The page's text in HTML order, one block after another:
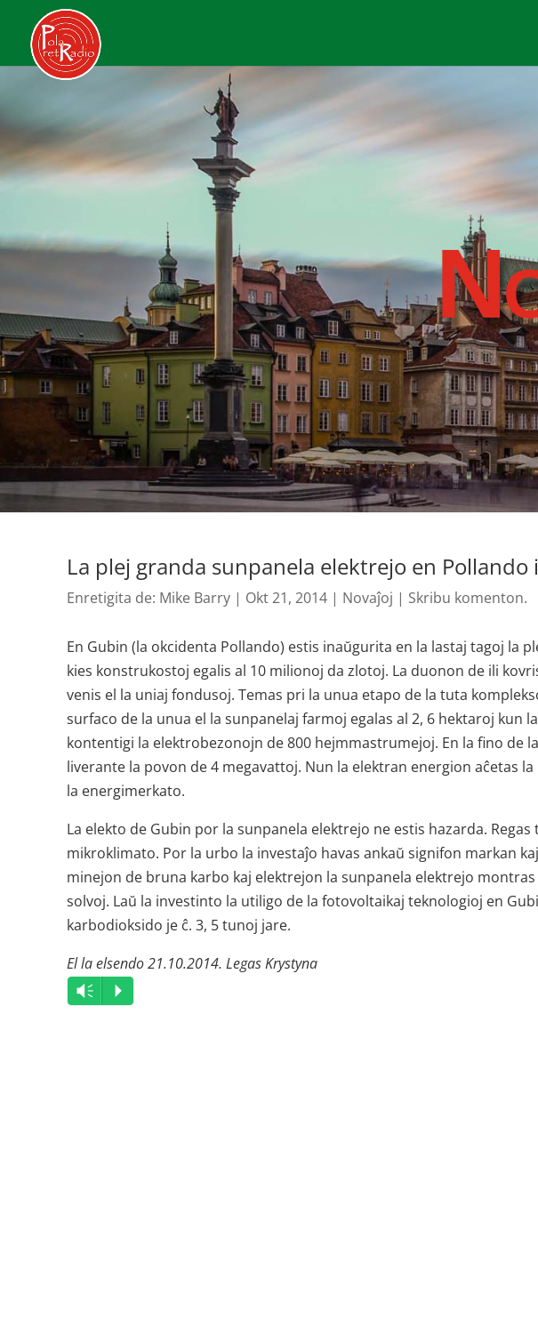
La plej granda sunpanela elektrejo en
Enretigita de: Mike Barry| Okt 21, 2014| Novaĵoj | Skribu komenton.
En Gubin (la okcidenta Pollando) estis inaŭgurita en la lastaj tagoj la
kies konstrukostoj egalis al 10 milionoj da zlotoj. La duonon de ili
venis el la uniaj fondusoj. Temas pri la unua etapo de la tuta
surfaco de la unua el la sunpanelaj farmoj egalas al 2, 6 hektaroj kun
kontentigi la elektrobezonojn de 800 hejmmastrumejoj. En la fino de
liverante la povon de 4 megavattoj. Nun la elektran energion aĉetas
la energimerkato.
La elekto de Gubin por la sunpanela elektrejo ne estis hazarda.
mikroklimato. Por la urbo la investaĵo havas ankaŭ signifon markan
minejon de bruna karbo kaj elektrejon la sunpanela elektrejo
solvoj. Laŭ la investinto la utiligo de la fotovoltaikaj teknologioj en
karbodioksido je ĉ. 3, 5 tunoj jare.
El la elsendo 21.10.2014. Legas Krystyna
Audio
Player
Vm P